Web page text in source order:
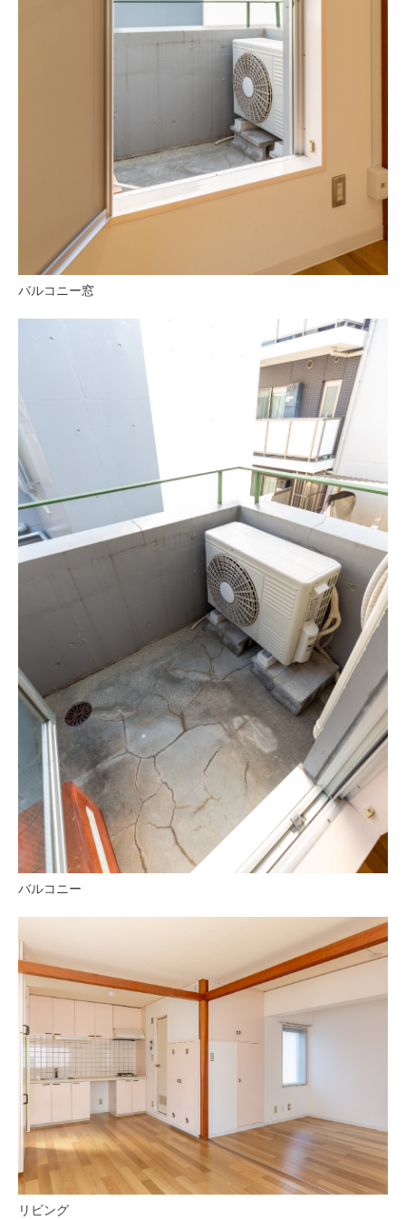
バルコニー窓
バルコニー
リビング